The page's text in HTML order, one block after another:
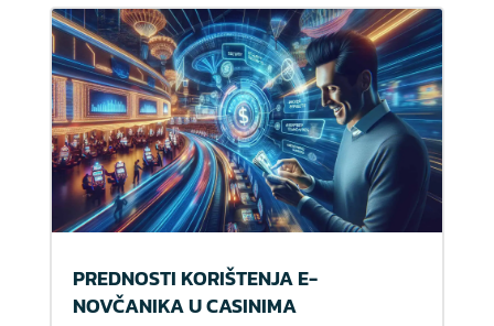
PREDNOSTI KORIŠTENJA E-
NOVČANIKA U CASINIMA